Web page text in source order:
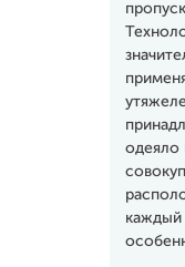
одеяло
каждый